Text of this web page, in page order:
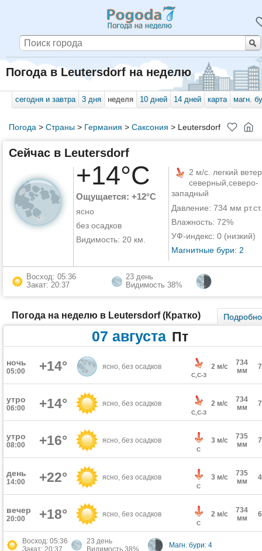
Погода в Leutersdorf на неделю
сегодня и завтра 3 дня неделя 10 дней 14 дней карта магн.
Погода > Страны> Германия > Саксония > Leutersdorf
Сейчас в Leutersdorf
+14°C
Ощущается: +12°C
ясно
без осадков
Видимость: 20 км.
2 м/с. легкий
северный,северо-
западный
Давление: 734 мм рт.ст.
Влажность: 72%
УФ-индекс: 0 (низкий)
Магнитные бури: 2
Восход: 05:36
Закат: 20:37
23 день
Видимость 38%
Погода на неделю в Leutersdorf (Кратко) Подробно
07 августа Пт
ночь
05:00 +14° ясно, без осадков
С,С-З
2 м/с
734
мм
утро
06:00 +14° ясно, без осадков
С,С-З
2 м/с
734
мм
утро
08:00 +16° ясно, без осадков
С
3 м/с
735
мм
день
14:00 +22° ясно, без осадков
С
3 м/с
735
мм
вечер
20:00 +18° ясно, без осадков
С
2 м/с
734
мм
Восход: 05:36
Закат: 20:37
23 день
Видимость 38%
Магн. бури: 4